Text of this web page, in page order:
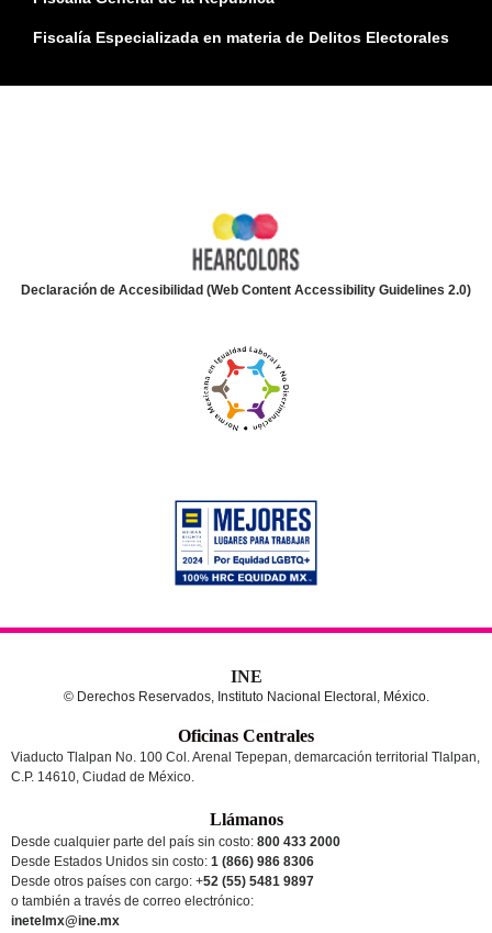
Fiscalía Especializada en materia de Delitos Electorales
Declaración de Accesibilidad (Web Content Accessibility Guidelines 2.0)
INE
© Derechos Reservados, Instituto Nacional Electoral, México.
Oficinas Centrales
Viaducto Tlalpan No. 100 Col. Arenal Tepepan, demarcación territorial Tlalpan,
C.P. 14610, Ciudad de México.
Llámanos
Desde cualquier parte del país sin costo: 800 433 2000
Desde Estados Unidos sin costo: 1 (866) 986 8306
Desde otros países con cargo: +52 (55) 5481 9897
o también a través de correo electrónico:
inetelmx@ine.mx